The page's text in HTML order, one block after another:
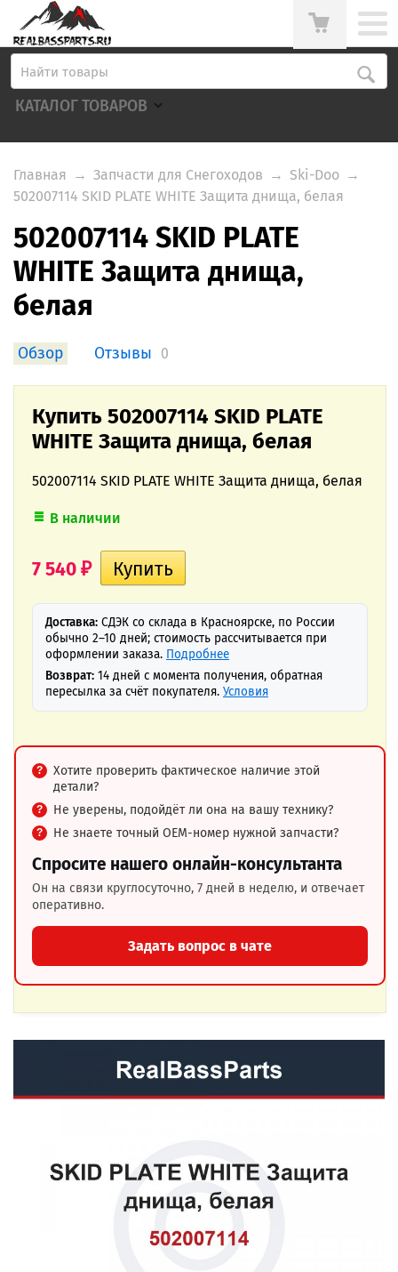
КАТАЛОГ ТОВАРОВ
Главная → Запчасти для Снегоходов → Ski-Doo →
502007114 SKID PLATE WHITE Защита днища, белая
502007114 SKID PLATE
WHITE Защита днища,
белая
Обзор Отзывы 0
Купить 502007114 SKID PLATE
WHITE Защита днища, белая
502007114 SKID PLATE WHITE Защита днища, белая
В наличии
7 540 ₽
Доставка: СДЭК со склада в Красноярске, по России
обычно 2–10 дней; стоимость рассчитывается при
оформлении заказа. Подробнее
Возврат: 14 дней с момента получения, обратная
пересылка за счёт покупателя. Условия
Хотите проверить фактическое наличие этой
детали?
Не уверены, подойдёт ли она на вашу технику?
Не знаете точный OEM-номер нужной запчасти?
Спросите нашего онлайн-консультанта
Он на связи круглосуточно, 7 дней в неделю, и отвечает
оперативно.
Задать вопрос в чате